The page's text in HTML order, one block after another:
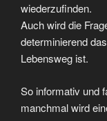
wiederzufinden.
Auch wird die
determinierend
Lebensweg ist.
So informativ und
manchmal wird